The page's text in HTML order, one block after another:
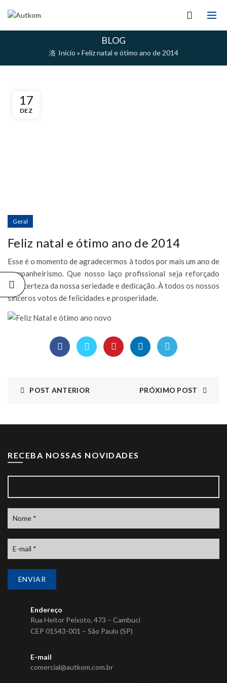
BLOG
Início » Feliz natal e ótimo ano de 2014
17
DEZ
Geral
Feliz natal e ótimo ano de 2014
Esse é o momento de agradecermos à todos por mais um ano de
companheirismo. Que nosso laço profissional seja reforçado
pela certeza da nossa seriedade e dedicação. À todos os nossos
sinceros votos de felicidades e prosperidade.
POST ANTERIOR PRÓXIMO POST
RECEBA NOSSAS NOVIDADES
Endereço
Rua Heitor Peixoto, 473 – Cambuci
CEP 01543-001 – São Paulo (SP)
E-mail
comercial@autkom.com.br